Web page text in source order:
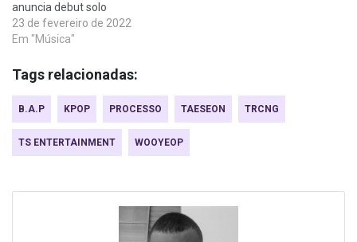
anuncia debut solo
23 de fevereiro de 2022
Em "Música"
Tags relacionadas:
B.A.P KPOP PROCESSO TAESEON TRCNG
TS ENTERTAINMENT WOOYEOP